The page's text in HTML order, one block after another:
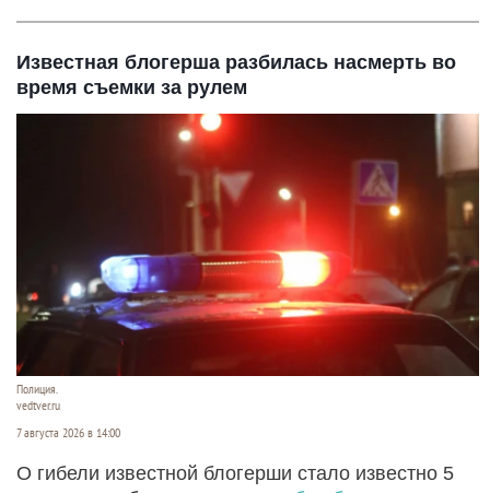
Известная блогерша разбилась насмерть во
время съемки за рулем
Полиция.
vedtver.ru
7 августа 2026 в 14:00
О гибели известной блогерши стало известно 5